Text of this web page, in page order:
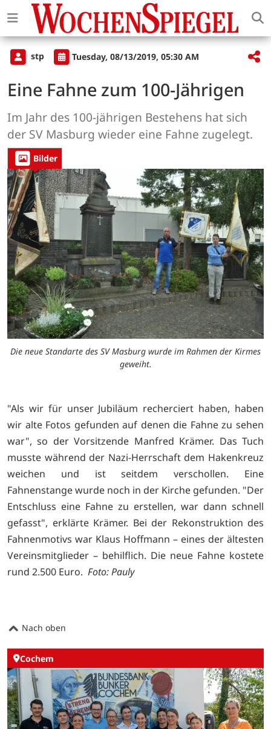
stp Tuesday, 08/13/2019, 05:30 AM
Eine Fahne zum 100-Jährigen
Im Jahr des 100-jährigen Bestehens hat sich
der SV Masburg wieder eine Fahne zugelegt.
Bilder
Die neue Standarte des SV Masburg wurde im Rahmen der Kirmes
geweiht.
"Als wir für unser Jubiläum recherciert haben, haben
wir alte Fotos gefunden auf denen die Fahne zu sehen
war", so der Vorsitzende Manfred Krämer. Das Tuch
musste während der Nazi-Herrschaft dem Hakenkreuz
weichen und ist seitdem verschollen. Eine
Fahnenstange wurde noch in der Kirche gefunden. "Der
Entschluss eine Fahne zu erstellen, war dann schnell
gefasst", erklärte Krämer. Bei der Rekonstruktion des
Fahnenmotivs war Klaus Hoffmann – eines der ältesten
Vereinsmitglieder – behilflich. Die neue Fahne kostete
rund 2.500 Euro. Foto: Pauly
Nach oben
Cochem